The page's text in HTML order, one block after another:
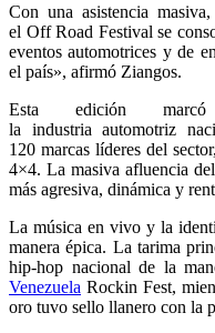
Con una asistencia
el Off Road Festival se
eventos automotrices y de
el país», afirmó Ziangos.
Esta edición
la industria automotriz
120 marcas líderes del
4×4. La masiva afluencia
más agresiva, dinámica y
La música en vivo y la
manera épica. La tarima
hip-hop nacional de la
Venezuela Rockin Fest,
oro tuvo sello llanero con la